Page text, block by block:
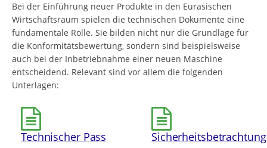
Bei der Einführung neuer Produkte in den Eurasischen
Wirtschaftsraum spielen die technischen Dokumente eine
fundamentale Rolle. Sie bilden nicht nur die Grundlage für
die Konformitätsbewertung, sondern sind beispielsweise
auch bei der Inbetriebnahme einer neuen Maschine
entscheidend. Relevant sind vor allem die folgenden
Unterlagen:
Technischer Pass Sicherheitsbetrachtung